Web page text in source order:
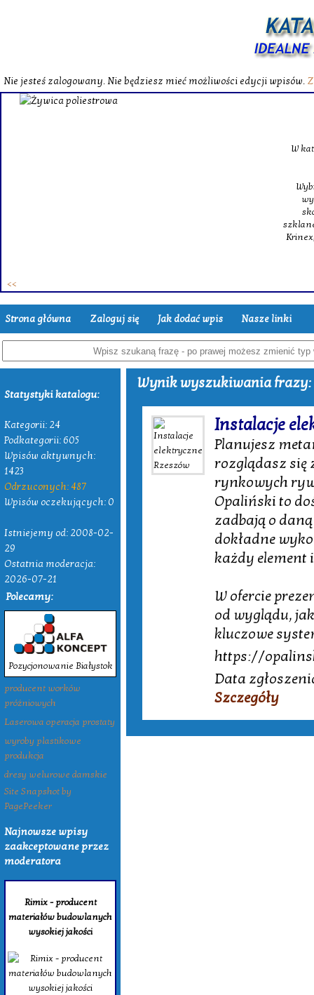
Nie jesteś zalogowany. Nie będziesz mieć możliwości edycji wpisów.
W
szklanego
Krinex,
Strona główna Zaloguj się Jak dodać wpis Nasze linki
Statystyki katalogu:
Kategorii: 24
Podkategorii: 605
Wpisów aktywnych:
1423
Odrzuconych: 487
Wpisów oczekujących: 0
Istniejemy od: 2008-02-
29
Ostatnia moderacja:
2026-07-21
Polecamy:
Pozycjonowanie Białystok
producent worków
próżniowych
Laserowa operacja prostaty
wyroby plastikowe
produkcja
dresy welurowe damskie
Site Snapshot by
PagePeeker
Najnowsze wpisy
zaakceptowane przez
moderatora
Rimix - producent
materiałów budowlanych
wysokiej jakości
Wynik wyszukiwania frazy:
Instalacje
Planujesz
rozglądasz się
rynkowych
Opaliński to
zadbają o
dokładne
każdy
W ofercie
od wyglądu,
kluczowe
https://
Data
Szczegóły